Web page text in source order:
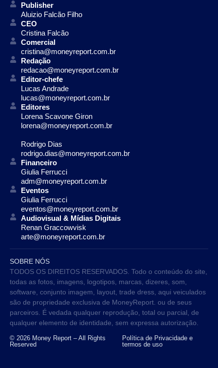
Publisher
Aluizio Falcão Filho
CEO
Cristina Falcão
Comercial
cristina@moneyreport.com.br
Redação
redacao@moneyreport.com.br
Editor-chefe
Lucas Andrade
lucas@moneyreport.com.br
Editores
Lorena Scavone Giron
lorena@moneyreport.com.br
Rodrigo Dias
rodrigo.dias@moneyreport.com.br
Financeiro
Giulia Ferrucci
adm@moneyreport.com.br
Eventos
Giulia Ferrucci
eventos@moneyreport.com.br
Audiovisual & Mídias Digitais
Renan Graccowvisk
arte@moneyreport.com.br
SOBRE NÓS
TODOS OS DIREITOS RESERVADOS. Todo o conteúdo do site,
todas as fotos, imagens, logotipos, marcas, dizeres, som,
software, conjunto imagem, layout, trade dress, aqui veiculados
são de propriedade exclusiva de MoneyReport. ou de seus
parceiros. É vedada qualquer reprodução, total ou parcial, de
qualquer elemento de identidade, sem expressa autorização.
© 2026 Money Report – All Rights
Reserved
Política de Privacidade e
termos de uso